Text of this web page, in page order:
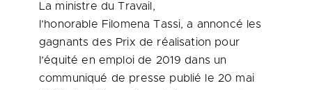
La ministre du Travail,
l’honorable Filomena Tassi, a annoncé les
gagnants des Prix de réalisation pour
l’équité en emploi de 2019 dans un
communiqué de presse publié le 20 mai